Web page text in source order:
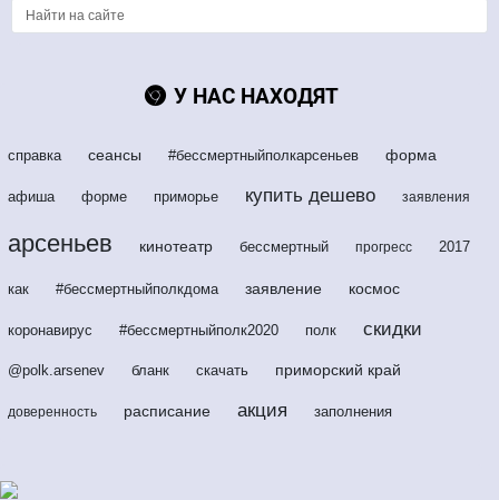
У НАС НАХОДЯТ
справка сеансы #бессмертныйполкарсеньев форма
афиша форме приморье купить дешево заявления
арсеньев кинотеатр бессмертный прогресс 2017
как #бессмертныйполкдома заявление космос
коронавирус #бессмертныйполк2020 полк скидки
@polk.arsenev бланк скачать приморский край
доверенность расписание акция заполнения